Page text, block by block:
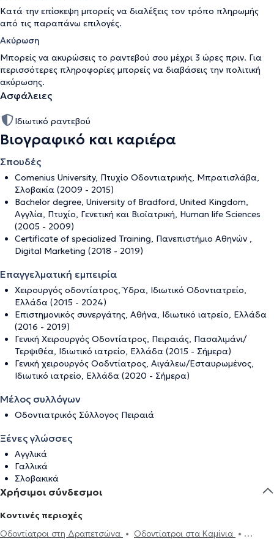
Κατά την επίσκεψη μπορείς να διαλέξεις τον τρόπο πληρωμής
από τις παραπάνω επιλογές.
Ακύρωση
Μπορείς να ακυρώσεις το ραντεβού σου μέχρι 3 ώρες πριν. Για
περισσότερες πληροφορίες μπορείς να διαβάσεις την πολιτική
ακύρωσης.
Ασφάλειες
Ιδιωτικό ραντεβού
Βιογραφικό και καριέρα
Σπουδές
Comenius University, Πτυχίο Οδοντιατρικής, Μπρατισλάβα,
Σλοβακία (2009 - 2015)
Bachelor degree, University of Bradford, United Kingdom,
Αγγλία, Πτυχίο, Γενετική και Βιοϊατρική, Human life Sciences
(2005 - 2009)
Certificate of specialized Training, Πανεπιστήμιο Αθηνών ,
Digital Marketing (2018 - 2019)
Επαγγελματική εμπειρία
Χειρουργός οδοντίατρος, Ύδρα, Ιδιωτικό Οδοντιατρείο,
Ελλάδα (2015 - 2024)
Επιστημονικός συνεργάτης, Αθήνα, Ιδιωτικό ιατρείο, Ελλάδα
(2016 - 2019)
Γενική Χειρουργός Οδοντίατρος, Πειραιάς, Πασαλιμάνι/
Τερψιθέα, Ιδιωτικό ιατρείο, Ελλάδα (2015 - Σήμερα)
Γενική χειρουργός Οοδντίατρος, Αιγάλεω/Εσταυρωμένος,
Ιδιωτικό ιατρείο, Ελλάδα (2020 - Σήμερα)
Μέλος συλλόγων
Οδοντιατρικός Σύλλογος Πειραιά
Ξένες γλώσσες
Αγγλικά
Γαλλικά
Σλοβακικά
Χρήσιμοι σύνδεσμοι
Κοντινές περιοχές
Οδοντίατροι στη Δραπετσώνα
Οδοντίατροι στα Καμίνια